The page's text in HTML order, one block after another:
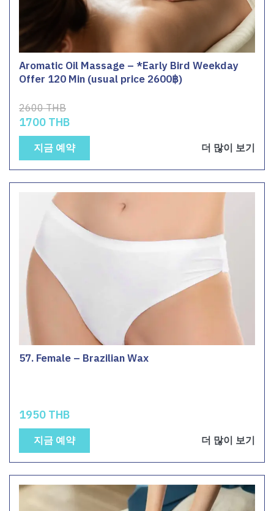
Aromatic Oil Massage – *Early Bird Weekday
Offer 120 Min (usual price 2600฿)
2600 THB
1700 THB
지금 예약 더 많이 보기
57. Female – Brazilian Wax
1950 THB
지금 예약 더 많이 보기